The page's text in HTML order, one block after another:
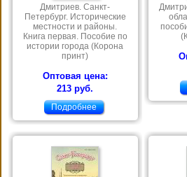
Дмитриев. Санкт-
Петербург. Исторические
местности и районы.
Книга первая. Пособие по
истории города (Корона
принт)
Оптовая цена:
213 руб.
Подробнее